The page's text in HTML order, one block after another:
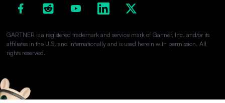
GARTNER is a registered trademark and service mark of Gartner, Inc. and/or its
affiliates in the U.S. and internationally and is used herein with permission. All
rights reserved.